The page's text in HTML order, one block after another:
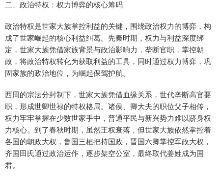
二、政治特权：权力博弈的核心筹码
政治特权是世家大族掌控利益的关键，围绕政治权力的博弈，构
成了世家崛起的核心利益纠葛。先秦时期，权力与利益深度绑
定，世家大族凭借家族背景与政治影响力，垄断官职，掌控朝
政，将政治特权转化为获取利益的工具，同时通过权力博弈，巩
固家族的政治地位，为崛起保驾护航。
西周的宗法分封制下，世家大族凭借血缘关系，世代垄断高官要
职，形成世卿世禄的特权格局。诸侯、卿大夫的职位父子相传，
权力牢牢掌握在少数世家手中，普通平民与新兴势力难以跻身权
力核心。到了春秋时期，虽然王权衰落，但世家大族依然掌控着
各国的朝政大权，鲁国三桓把持国政，晋国六卿掌控军政大权，
齐国田氏通过政治运作，逐步架空公室，最终取代姜姓成为国
君。